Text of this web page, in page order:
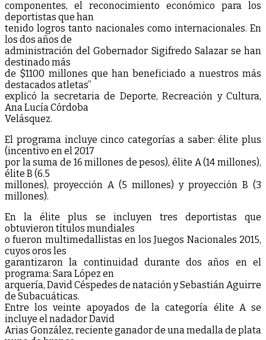
componentes, el reconocimiento económico para los
deportistas que han
tenido logros tanto nacionales como internacionales. En
los dos años de
administración del Gobernador Sigifredo Salazar se han
destinado más
de $1100 millones que han beneficiado a nuestros más
destacados atletas”
explicó la secretaria de Deporte, Recreación y Cultura,
Ana Lucía Córdoba
Velásquez.
El programa incluye cinco categorías a saber: élite plus
(incentivo en el 2017
por la suma de 16 millones de pesos), élite A (14 millones),
élite B (6.5
millones), proyección A (5 millones) y proyección B (3
millones).
En la élite plus se incluyen tres deportistas que
obtuvieron títulos mundiales
o fueron multimedallistas en los Juegos Nacionales 2015,
cuyos oros les
garantizaron la continuidad durante dos años en el
programa: Sara López en
arquería, David Céspedes de natación y Sebastián Aguirre
de Subacuáticas.
Entre los veinte apoyados de la categoría élite A se
incluye el nadador David
Arias González, reciente ganador de una medalla de plata